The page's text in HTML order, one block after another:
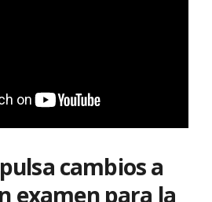
cambios a
examen para la